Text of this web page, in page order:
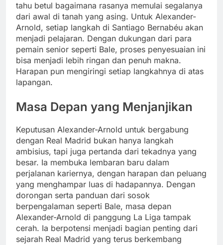
tahu betul bagaimana rasanya memulai segalanya
dari awal di tanah yang asing. Untuk Alexander-
Arnold, setiap langkah di Santiago Bernabéu akan
menjadi pelajaran. Dengan dukungan dari para
pemain senior seperti Bale, proses penyesuaian ini
bisa menjadi lebih ringan dan penuh makna.
Harapan pun mengiringi setiap langkahnya di atas
lapangan.
Masa Depan yang Menjanjikan
Keputusan Alexander-Arnold untuk bergabung
dengan Real Madrid bukan hanya langkah
ambisius, tapi juga pertanda dari tekadnya yang
besar. Ia membuka lembaran baru dalam
perjalanan kariernya, dengan harapan dan peluang
yang menghampar luas di hadapannya. Dengan
dorongan serta panduan dari sosok
berpengalaman seperti Bale, masa depan
Alexander-Arnold di panggung La Liga tampak
cerah. Ia berpotensi menjadi bagian penting dari
sejarah Real Madrid yang terus berkembang